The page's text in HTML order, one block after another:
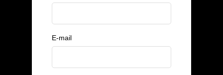
E-mail